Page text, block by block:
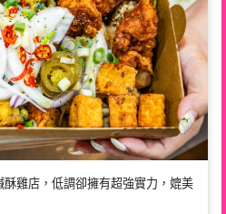
雞店，低調卻擁有超強實力，媲美